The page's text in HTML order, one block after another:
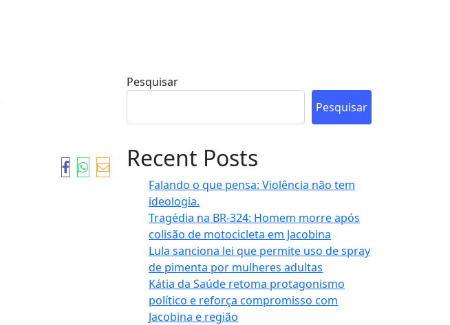
Pesquisar
Pesquisar
Recent Posts
Falando o que pensa: Violência não tem
ideologia.
Tragédia na BR-324: Homem morre após
colisão de motocicleta em Jacobina
Lula sanciona lei que permite uso de spray
de pimenta por mulheres adultas
Kátia da Saúde retoma protagonismo
político e reforça compromisso com
Jacobina e região